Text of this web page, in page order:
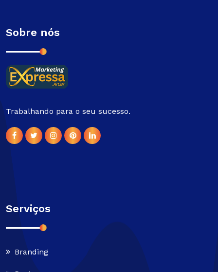
Sobre nós
Trabalhando para o seu sucesso.
Serviços
Branding